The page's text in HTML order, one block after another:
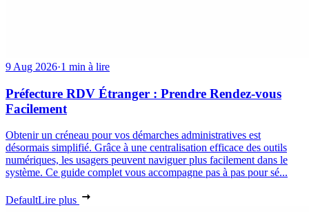
9 Aug 2026·1 min à lire
Préfecture RDV Étranger : Prendre Rendez-vous
Facilement
Obtenir un créneau pour vos démarches administratives est
désormais simplifié. Grâce à une centralisation efficace des outils
numériques, les usagers peuvent naviguer plus facilement dans le
système. Ce guide complet vous accompagne pas à pas pour sé...
DefaultLire plus